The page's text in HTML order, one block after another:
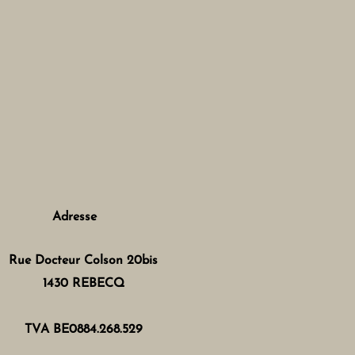
Adresse
Rue Docteur Colson 20bis
1430 REBECQ
TVA BE0884.268.529